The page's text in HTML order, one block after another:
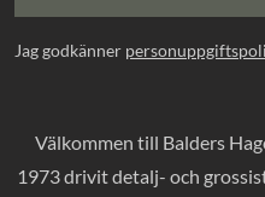
Jag godkänner
Välkommen till Balders
1973 drivit detalj- och